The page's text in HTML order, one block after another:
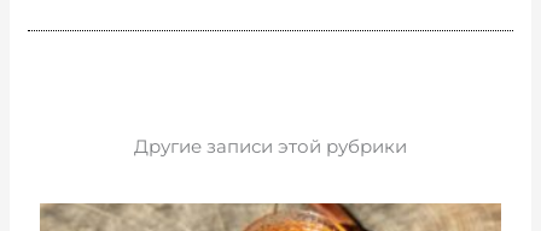
Другие записи этой рубрики